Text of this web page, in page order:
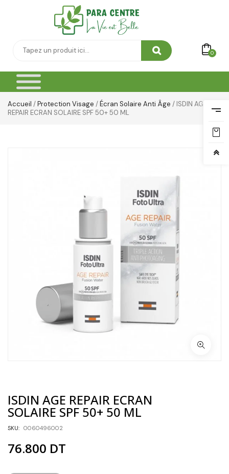
0
Accueil /Protection Visage /Écran Solaire Anti Âge / ISDIN AGE
REPAIR ECRAN SOLAIRE SPF 50+ 50 ML
ISDIN AGE REPAIR ECRAN
SOLAIRE SPF 50+ 50 ML
SKU: 0060496002
76.800 DT